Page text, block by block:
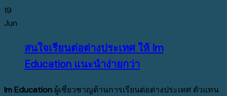
19
Jun
สนใจเรียนต่อต่างประเทศ ให้ Im
Education แนะนำง่ายกว่า
Im Education ผู้เชี่ยวชาญด้านการเรียนต่อต่างประเทศ ตัวแทน